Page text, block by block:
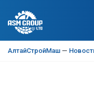
АлтайСтройМаш —